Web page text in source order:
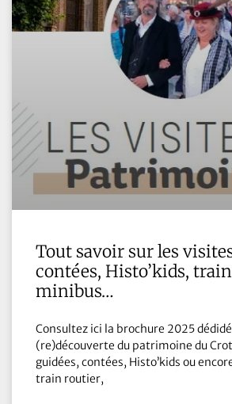
Tout savoir sur les
contées, Histo’kids,
minibus…
Consultez ici la brochure 2025
(re)découverte du patrimoine du
guidées, contées, Histo’kids ou
train routier,